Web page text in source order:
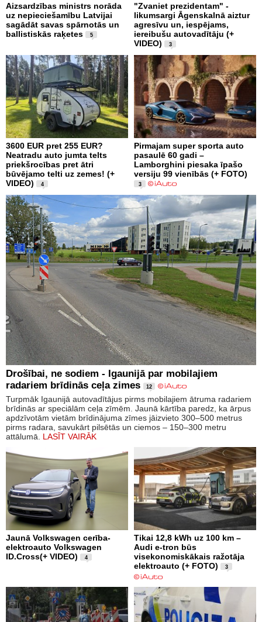
Aizsardzības ministrs norāda
uz nepieciešamību Latvijai
sagādāt savas spārnotās un
ballistiskās raķetes
5
"Zvaniet prezidentam" -
likumsargi Āgenskalnā aiztur
agresīvu un, iespējams,
iereibušu autovadītāju (+
VIDEO)
3
3600 EUR pret 255 EUR?
Neatradu auto jumta telts
priekšrocības pret ātri
būvējamo telti uz zemes! (+
VIDEO)
4
Pirmajam super sporta auto
pasaulē 60 gadi –
Lamborghini piesaka īpašo
versiju 99 vienībās (+ FOTO)
3
Drošībai, ne sodiem - Igaunijā par mobilajiem
radariem brīdinās ceļa zimes
12
Turpmāk Igaunijā autovadītājus pirms mobilajiem ātruma radariem
brīdinās ar speciālām ceļa zīmēm. Jaunā kārtība paredz, ka ārpus
apdzīvotām vietām brīdinājuma zīmes jāizvieto 300–500 metrus
pirms radara, savukārt pilsētās un ciemos – 150–300 metru
attālumā. LASĪT VAIRĀK
Jaunā Volkswagen cerība-
elektroauto Volkswagen
ID.Cross(+ VIDEO)
4
Tikai 12,8 kWh uz 100 km –
Audi e-tron būs
visekonomiskākais ražotāja
elektroauto (+ FOTO)
3